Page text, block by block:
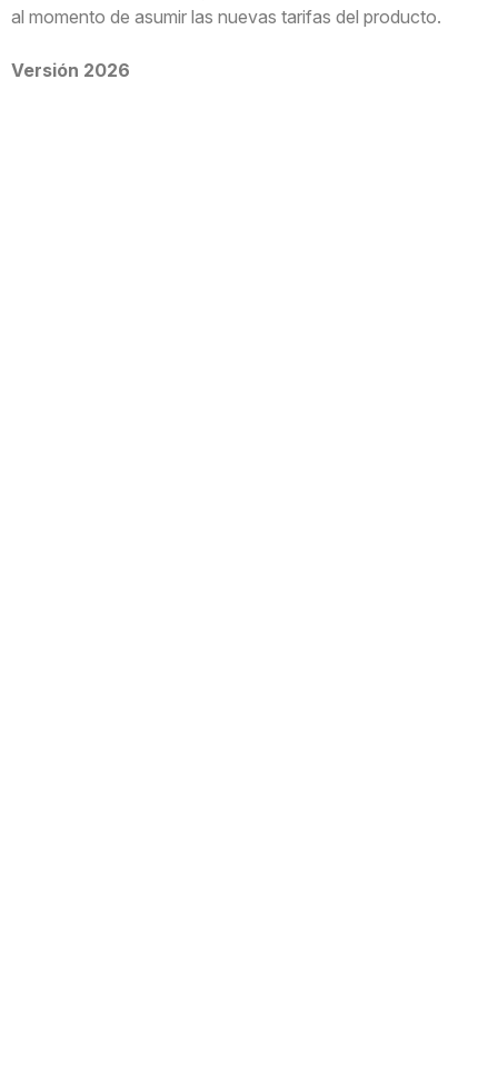
al momento de asumir las nuevas tarifas del producto.
Versión 2026